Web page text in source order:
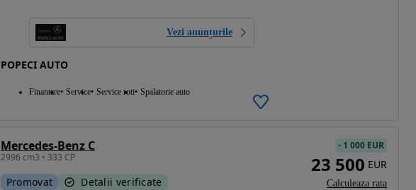
Vezi anunțurile
POPECI AUTO
Finantare Service Service roti Spalatorie auto
Mercedes-Benz C
2996 cm3 • 333 CP
Promovat Detalii verificate
- 1 000 EUR
23 500 EUR
Calculeaza rata